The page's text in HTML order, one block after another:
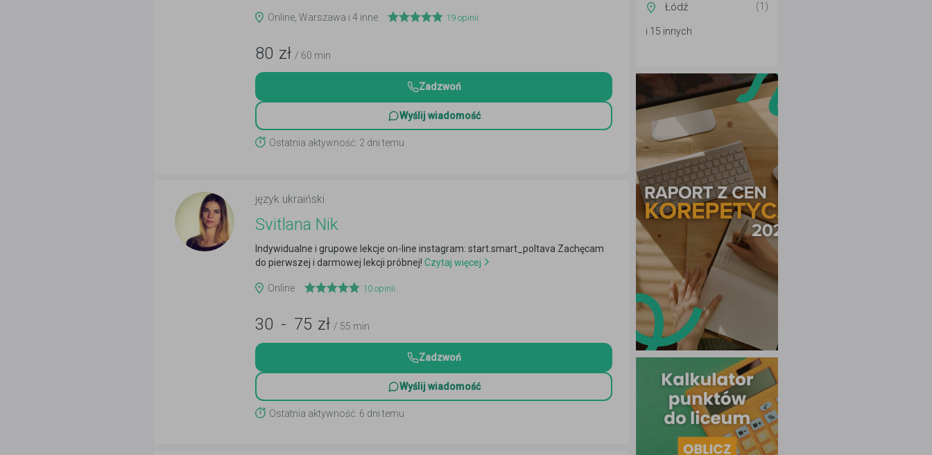
Online, Warszawa i 4 inne 19 opinii
80 zł / 60 min
Zadzwoń
Wyślij wiadomość
Ostatnia aktywność: 2 dni temu
język ukraiński
Svitlana Nik
Indywidualne i grupowe lekcje on-line instagram: start.smart_poltava Zachęcam
do pierwszej i darmowej lekcji próbnej! Czytaj więcej
Online 10 opinii
30 - 75 zł / 55 min
Zadzwoń
Wyślij wiadomość
Ostatnia aktywność: 6 dni temu
Łódź (1)
i 15 innych